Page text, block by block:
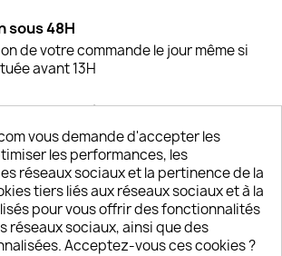
sous 48H
de votre commande le jour même si
avant 13H
de nos clients
entre 92% et 94% de nos clients
nos produits
votre écoute
est disponible 6/7J de 10h à 18H
vous demande d'accepter les
les performances, les
réseaux sociaux et la pertinence de la
tiers liés aux réseaux sociaux et à la
pour vous offrir des fonctionnalités
réseaux sociaux, ainsi que des
Acceptez-vous ces cookies ?